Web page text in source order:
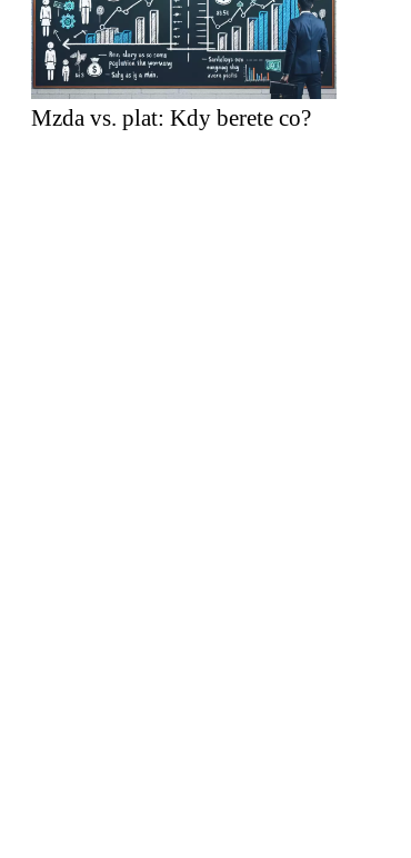
Mzda vs. plat: Kdy berete co?